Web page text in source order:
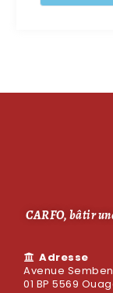
CARFO, bâtir
Adresse
Avenue
01 BP 5569